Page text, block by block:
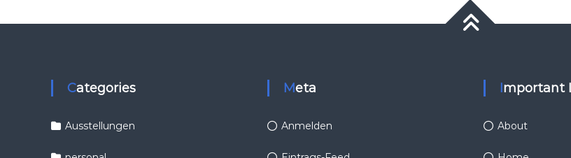
Categories
Ausstellungen
Meta
Anmelden
Important
About